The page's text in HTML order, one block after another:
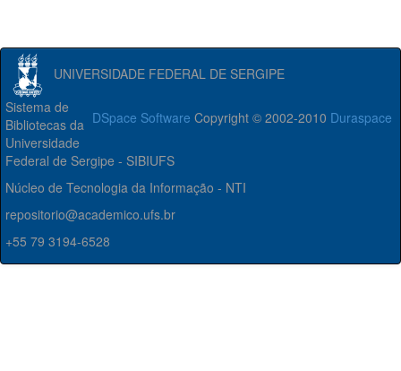
UNIVERSIDADE FEDERAL DE SERGIPE
DSpace Software Copyright © 2002-2010 Duraspace
Sistema de
Bibliotecas da
Universidade
Federal de Sergipe - SIBIUFS
Núcleo de Tecnologia da Informação - NTI
repositorio@academico.ufs.br
+55 79 3194-6528